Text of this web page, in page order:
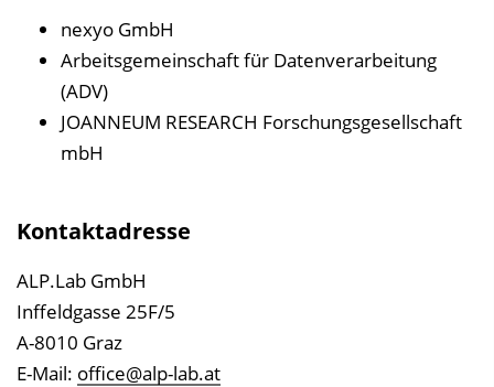
r
P
b
t
i
o
n
nexyo GmbH
Arbeitsgemeinschaft für Datenverarbeitung
(ADV)
JOANNEUM RESEARCH Forschungsgesellschaft
mbH
Kontaktadresse
ALP.Lab GmbH
Inffeldgasse 25F/5
A-8010 Graz
E-Mail: office@alp-lab.at